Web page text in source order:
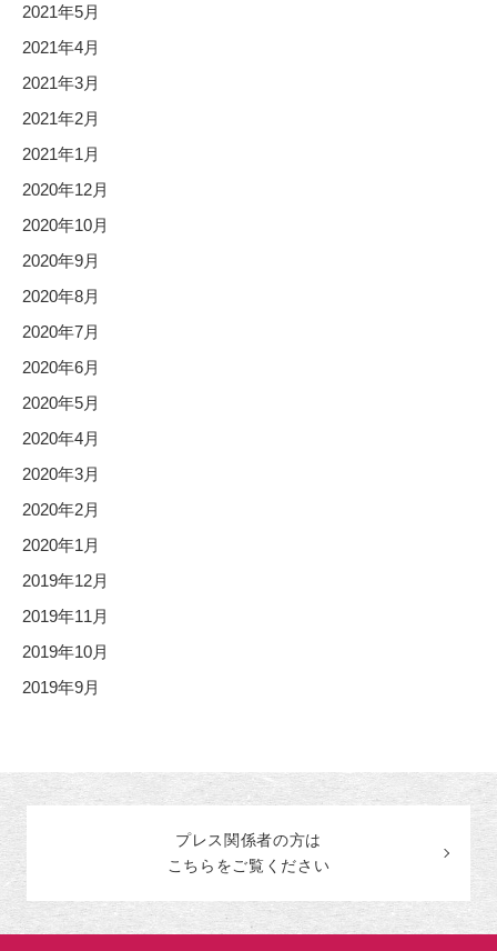
2021年5月
2021年4月
2021年3月
2021年2月
2021年1月
2020年12月
2020年10月
2020年9月
2020年8月
2020年7月
2020年6月
2020年5月
2020年4月
2020年3月
2020年2月
2020年1月
2019年12月
2019年11月
2019年10月
2019年9月
プレス関係者の方は
こちらをご覧ください